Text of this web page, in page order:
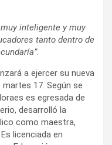
inteligente y muy
tanto dentro de
a ejercer su nueva
17. Según se
es egresada de
desarrolló la
como maestra,
licenciada en